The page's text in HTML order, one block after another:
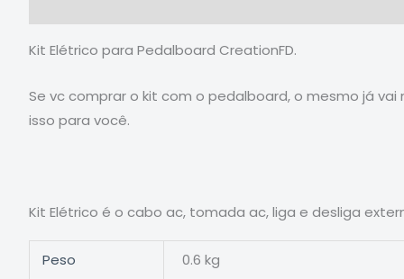
Kit Elétrico para Pedalboard CreationFD.
Se vc comprar o kit com o pedalboard, o mesmo já
isso para você.
Kit Elétrico é o cabo ac, tomada ac, liga e desliga
Peso 0.6 kg